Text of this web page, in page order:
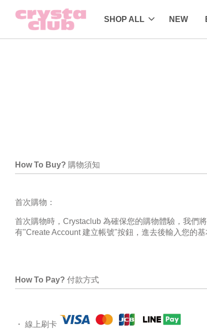
SHOP ALL NEW
How To Buy? 購物須知
首次購物：
首次購物時，Crystaclub 為確保您的購物體驗，我們
有"Create Account 建立帳號"按鈕，進去後輸入您的
How To Pay? 付款方式
・ 線上刷卡